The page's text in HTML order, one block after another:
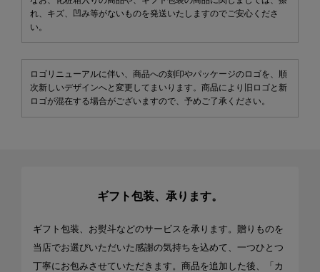
れ、キズ、凹み等がないものを発送いたしますのでご安心くださ
い。
ロゴリニューアルに伴い、商品への刻印やパッケージのロゴを、順
次新しいデザインへと変更してまいります。商品により旧ロゴと新
ロゴが混在する場合がございますので、予めご了承ください。
ギフト包装、承ります。
ギフト包装、お熨斗などのサービスを承ります。贈りものを
当店でお選びいただいた感謝の気持ちを込めて、一つひとつ
丁寧にお包みさせていただきます。商品を追加した後、「カ